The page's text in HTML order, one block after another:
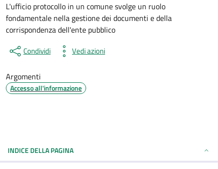
L'ufficio protocollo in un comune svolge un ruolo
fondamentale nella gestione dei documenti e della
corrispondenza dell'ente pubblico
Condividi Vedi azioni
Argomenti
Accesso all'informazione
INDICE DELLA PAGINA